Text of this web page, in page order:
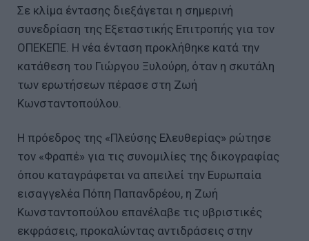
Σε κλίμα έντασης διεξάγεται η σημερινή
συνεδρίαση της Εξεταστικής Επιτροπής για τον
ΟΠΕΚΕΠΕ. Η νέα ένταση προκλήθηκε κατά την
κατάθεση του Γιώργου Ξυλούρη, όταν η σκυτάλη
των ερωτήσεων πέρασε στη Ζωή
Κωνσταντοπούλου.
Η πρόεδρος της «Πλεύσης Ελευθερίας» ρώτησε
τον «Φραπέ» για τις συνομιλίες της δικογραφίας
όπου καταγράφεται να απειλεί την Ευρωπαία
εισαγγελέα Πόπη Παπανδρέου, η Ζωή
Κωνσταντοπούλου επανέλαβε τις υβριστικές
εκφράσεις, προκαλώντας αντιδράσεις στην